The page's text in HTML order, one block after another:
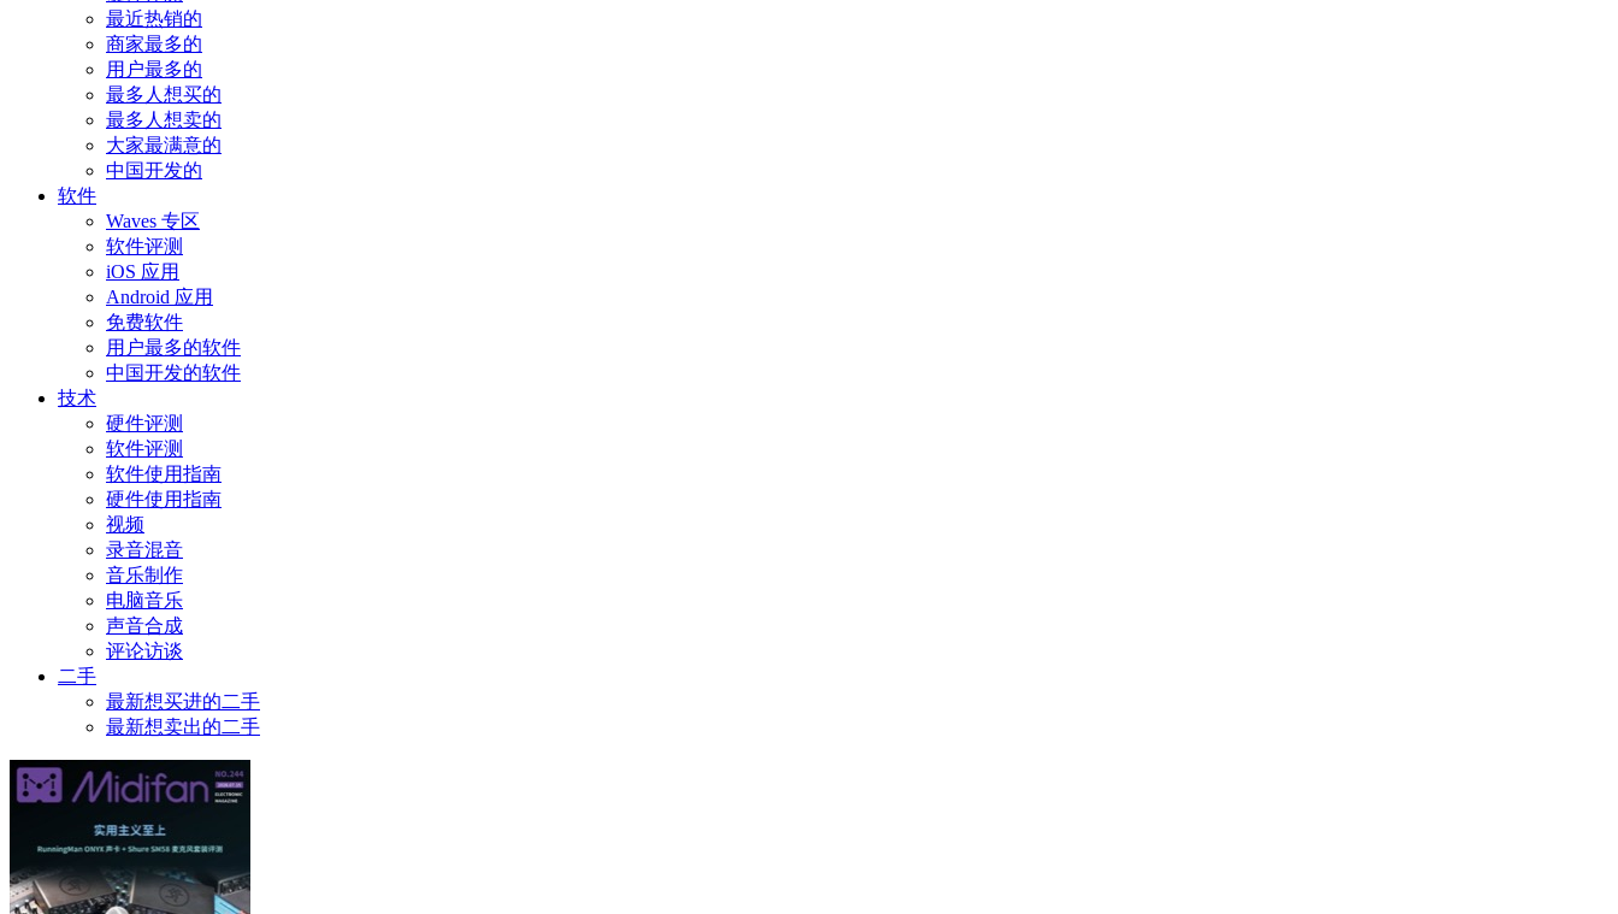
最近热销的
商家最多的
用户最多的
最多人想买的
最多人想卖的
大家最满意的
中国开发的
软件
Waves 专区
软件评测
iOS 应用
Android 应用
免费软件
用户最多的软件
中国开发的软件
技术
硬件评测
软件评测
软件使用指南
硬件使用指南
视频
录音混音
音乐制作
电脑音乐
声音合成
评论访谈
二手
最新想买进的二手
最新想卖出的二手